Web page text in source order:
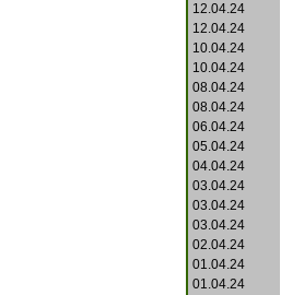
12.04.24
12.04.24
10.04.24
10.04.24
08.04.24
08.04.24
06.04.24
05.04.24
04.04.24
03.04.24
03.04.24
03.04.24
02.04.24
01.04.24
01.04.24